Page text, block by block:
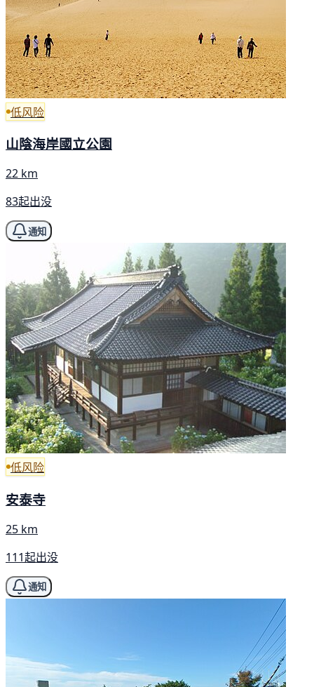
低风险
山陰海岸國立公園
22 km
83起出没
通知
低风险
安泰寺
25 km
111起出没
通知